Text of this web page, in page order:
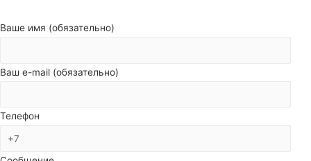
Ваше имя (обязательно)
Ваш e-mail (обязательно)
Телефон